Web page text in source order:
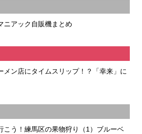
ニアック自販機まとめ
メン店にタイムスリップ！？「幸来」に
こう！練馬区の果物狩り（1）ブルーベ